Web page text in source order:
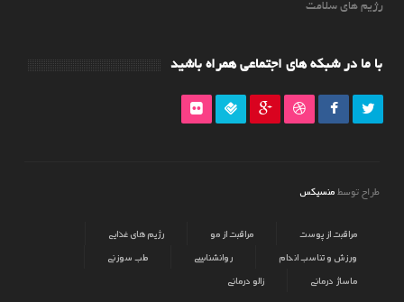
رژیم های سلامت
با ما در شبکه های اجتماعی همراه باشید
طراح توسط منسیکس
مراقبت از پوست مراقبت از مو
رژیم های غذایی
ورزش و تناسب اندام
روانشناسی
طب سوزنی
ماساژ درمانی
زالو درمانی